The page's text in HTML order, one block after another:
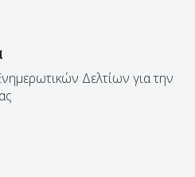
Δελτίων για την